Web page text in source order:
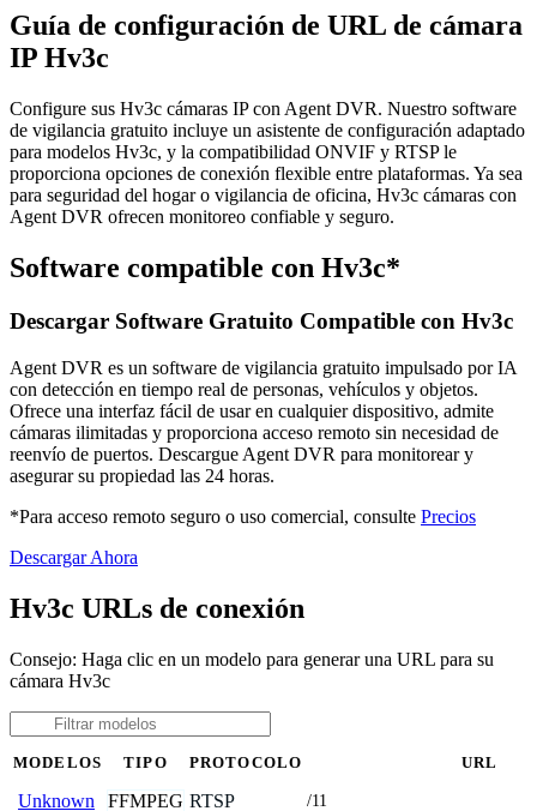
Guía de configuración de URL de cámara
IP Hv3c
Configure sus Hv3c cámaras IP con Agent DVR. Nuestro software
de vigilancia gratuito incluye un asistente de configuración adaptado
para modelos Hv3c, y la compatibilidad ONVIF y RTSP le
proporciona opciones de conexión flexible entre plataformas. Ya sea
para seguridad del hogar o vigilancia de oficina, Hv3c cámaras con
Agent DVR ofrecen monitoreo confiable y seguro.
Software compatible con Hv3c*
Descargar Software Gratuito Compatible con Hv3c
Agent DVR es un software de vigilancia gratuito impulsado por IA
con detección en tiempo real de personas, vehículos y objetos.
Ofrece una interfaz fácil de usar en cualquier dispositivo, admite
cámaras ilimitadas y proporciona acceso remoto sin necesidad de
reenvío de puertos. Descargue Agent DVR para monitorear y
asegurar su propiedad las 24 horas.
*Para acceso remoto seguro o uso comercial, consulte Precios
Descargar Ahora
Hv3c URLs de conexión
Consejo: Haga clic en un modelo para generar una URL para su
cámara Hv3c
MODELOS TIPO PROTOCOLO URL
Unknown FFMPEG RTSP /11